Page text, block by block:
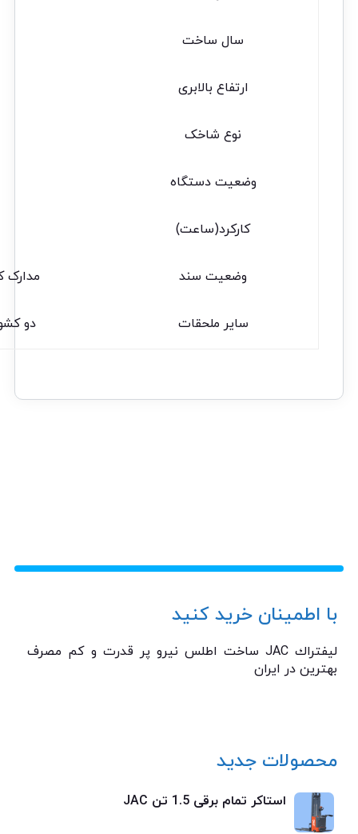
سال ساخت
ارتفاع بالابری
نوع شاخک
وضعیت دستگاه
کارکرد(ساعت)
وضعیت سند مدارک
سایر ملحقات دو
با اطمینان خرید کنید
ليفتراك JAC ساخت اطلس نیرو پر قدرت و كم مصرف
بهترين در ايران
محصولات جدید
استاکر تمام برقی 1.5 تن JAC